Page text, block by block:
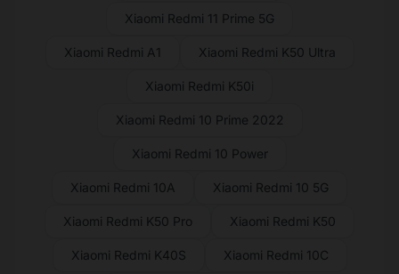
Xiaomi Redmi 11 Prime 5G
Xiaomi Redmi A1 Xiaomi Redmi K50 Ultra
Xiaomi Redmi K50i
Xiaomi Redmi 10 Prime 2022
Xiaomi Redmi 10 Power
Xiaomi Redmi 10A Xiaomi Redmi 10 5G
Xiaomi Redmi K50 Pro Xiaomi Redmi K50
Xiaomi Redmi K40S Xiaomi Redmi 10C